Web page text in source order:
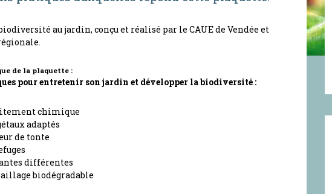
au jardin, conçu et réalisé par le CAUE de Vendée et
de la plaquette :
pour entretenir son jardin et développer la biodiversité :
chimique
adaptés
de tonte
différentes
biodégradable